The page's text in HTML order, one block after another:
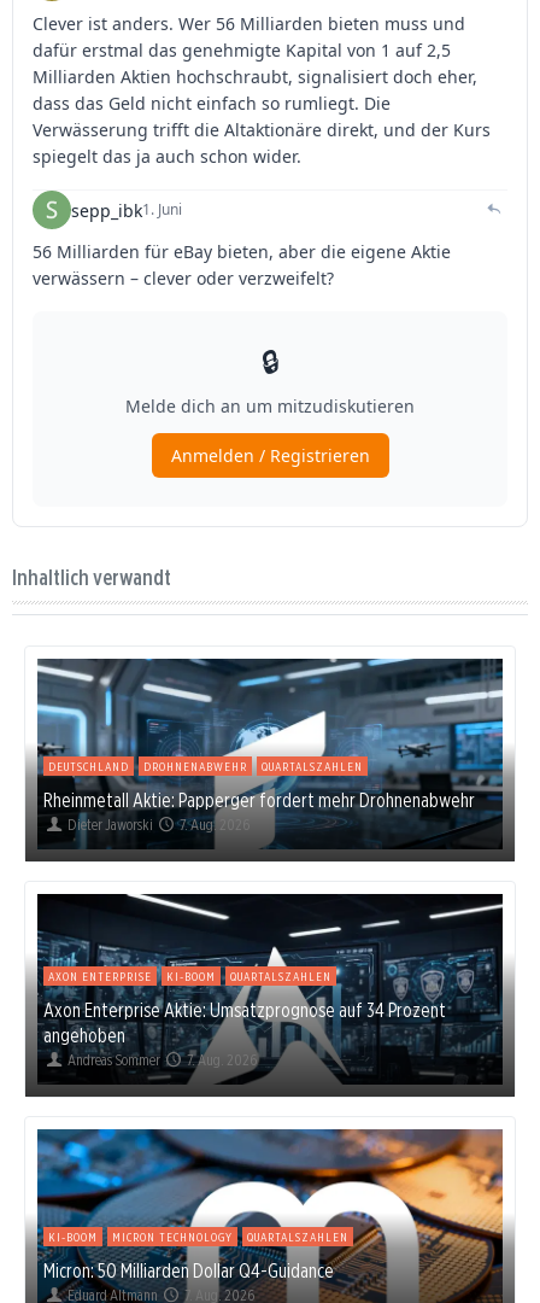
Inhaltlich verwandt
DEUTSCHLAND DROHNENABWEHR QUARTALSZAHLEN
Rheinmetall Aktie: Papperger fordert mehr Drohnenabwehr
Dieter Jaworski 7. Aug. 2026
AXON ENTERPRISE KI-BOOM QUARTALSZAHLEN
Axon Enterprise Aktie: Umsatzprognose auf 34 Prozent
angehoben
Andreas Sommer 7. Aug. 2026
KI-BOOM MICRON TECHNOLOGY QUARTALSZAHLEN
Micron: 50 Milliarden Dollar Q4-Guidance
Eduard Altmann 7. Aug. 2026